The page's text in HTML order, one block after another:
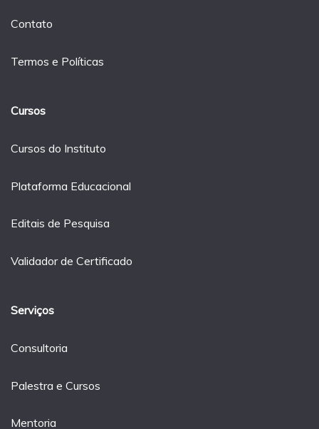
Contato
Termos e Políticas
Cursos
Cursos do Instituto
Plataforma Educacional
Editais de Pesquisa
Validador de Certificado
Serviços
Consultoria
Palestra e Cursos
Mentoria